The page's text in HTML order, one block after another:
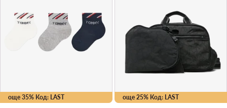
още 35% Код: LAST още 25% Код: LAST